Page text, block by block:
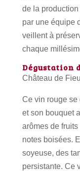
de la
par une équipe
veillent à
chaque
Dégustation
Château de
Ce vin rouge se
et son bouquet
arômes de
notes boisées.
soyeuse, des
persistante. Ce